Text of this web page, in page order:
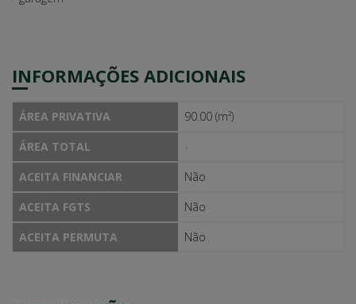
INFORMAÇÕES ADICIONAIS
ÁREA PRIVATIVA
90.00 (m²)
ÁREA TOTAL
-
ACEITA FINANCIAR
Não
ACEITA FGTS
Não
ACEITA PERMUTA
Não